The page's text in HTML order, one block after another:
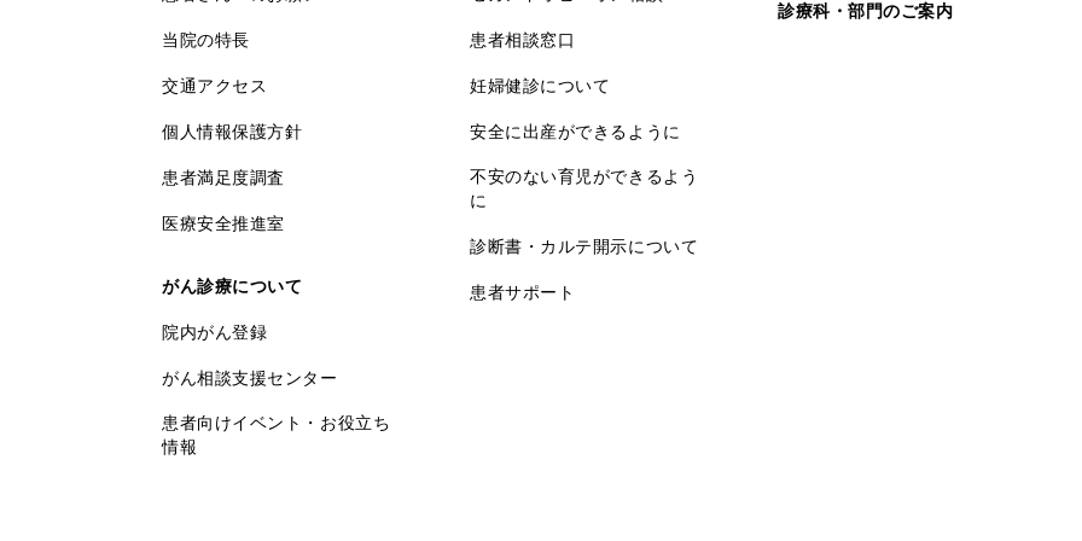
当院の特長
交通アクセス
個人情報保護方針
患者満足度調査
医療安全推進室
がん診療について
院内がん登録
がん相談支援センター
患者向けイベント・お役立ち
情報
患者相談窓口
妊婦健診について
安全に出産ができるように
不安のない育児ができるよう
に
診断書・カルテ開示について
患者サポート
診療科・部門のご案内